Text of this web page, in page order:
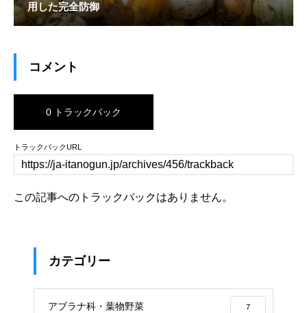
用した完全防御
コメント
0 トラックバック
トラックバックURL
この記事へのトラックバックはありません。
カテゴリー
アブラナ科・葉物野菜 7